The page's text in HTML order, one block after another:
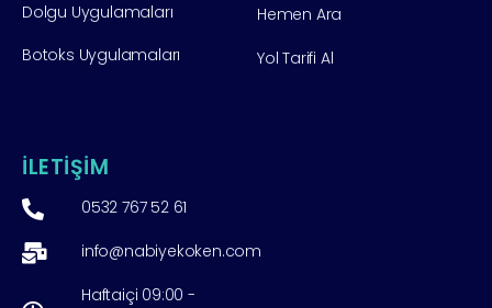
Dolgu Uygulamaları
Botoks Uygulamaları
Hemen Ara
Yol Tarifi Al
İLETİŞİM
0532 767 52 61
info@nabiyekoken.com
Haftaiçi 09:00 -